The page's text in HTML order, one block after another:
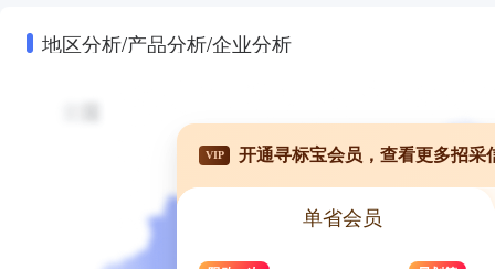
地区分析/产品分析/企业分析
VIP 开通寻标宝会员，查看更多招采
单省会员